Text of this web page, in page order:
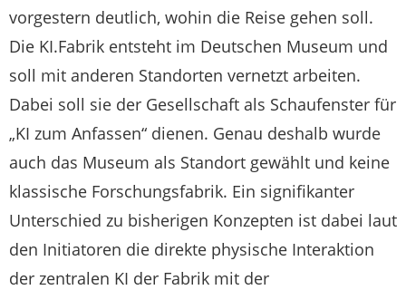
vorgestern deutlich, wohin die Reise gehen soll.
Die KI.Fabrik entsteht im Deutschen Museum und
soll mit anderen Standorten vernetzt arbeiten.
Dabei soll sie der Gesellschaft als Schaufenster für
„KI zum Anfassen“ dienen. Genau deshalb wurde
auch das Museum als Standort gewählt und keine
klassische Forschungsfabrik. Ein signifikanter
Unterschied zu bisherigen Konzepten ist dabei laut
den Initiatoren die direkte physische Interaktion
der zentralen KI der Fabrik mit der